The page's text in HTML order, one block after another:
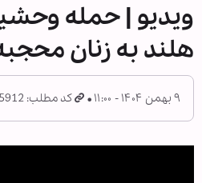
ویدیو | حمله
هلند به زنان
۹ بهمن ۱۴۰۴ - ۱۱:۰۰ کد مطلب: 1775912